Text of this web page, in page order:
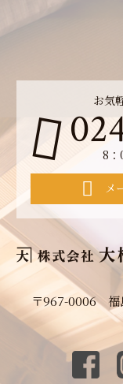
〒967-0006 福
お気
8：
メ